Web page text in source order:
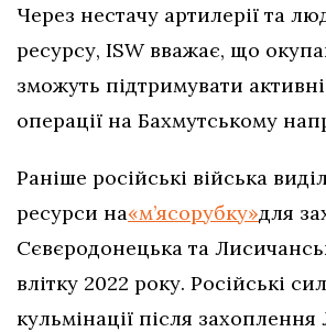
Через нестачу артилерії та
ресурсу, ISW вважає, що
зможуть підтримувати
операції на Бахмутському
Раніше російські війська
ресурси на«м’ясорубку»для
Сєвєродонецька та
влітку 2022 року. Російські
кульмінації після